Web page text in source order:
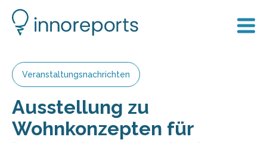
Veranstaltungsnachrichten
Ausstellung zu
Wohnkonzepten für